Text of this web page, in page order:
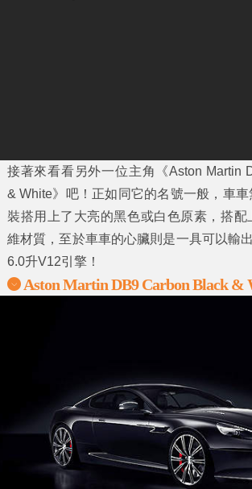
接著來看看另外一位主角《Aston Martin
& White》吧！正如同它的名號一般，車
裝搭用上了大亮的黑色或白色原素，搭配
維材質，至於車車的心臟則是一具可以輸
6.0升V12引擎！
Aston Martin DB9 Carbon Black &